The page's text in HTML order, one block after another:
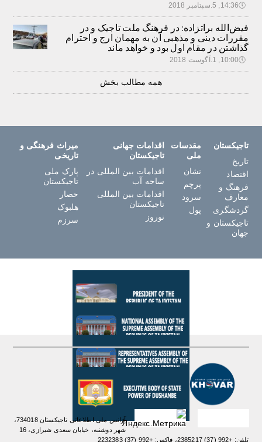
🕔14:36, 5.سپتامبر 2018
فیض‌الله براتزاده: در فرهنگ ملت تاجیک و در
مقررات دینی و مذهبی آن به مهمان ارج و احترام
گذاشتن در مقام اول بود و خواهد ماند
🕔10:00, 1.آگوست 2018
همه مطالب بخش
تاجیکستان
تاریخ
اقتصاد
فرهنگ و
معارف
گردشگری
تاجیکستان و
جهان
مقدسات
ملی
نشان
پرچم
سرود
پول
اقدامات جهانی
تاجیکستان
اقدامات بین المللی در
ساحه آب
اقدامات بین المللی
تاجیکستان
نوروز
میراث فرهنگی و
تاریخی
پارک ملی
تاجیکستان
حصار
هلبوک
سرزم
آژانس ملی اطلاعاتی تاجیکستان 734018،
شهر دوشنبه، خیابان سعدی شیرازی، 16
تلفن: +992 (37) 2385217، فاکس: +992 (37) 2232383